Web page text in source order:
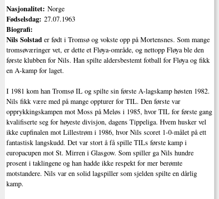
Nasjonalitet: Norge
Fødselsdag: 27.07.1963
Biografi:
Nils Solstad er født i Tromsø og vokste opp på Mortensnes. Som mange
tromsøværinger vet, er dette et Fløya-område, og nettopp Fløya ble den
første klubben for Nils. Han spilte aldersbestemt fotball for Fløya og fikk
en A-kamp for laget.
I 1981 kom han Tromsø IL og spilte sin første A-lagskamp høsten 1982.
Nils fikk være med på mange oppturer for TIL. Den første var
opprykkingskampen mot Moss på Meløs i 1985, hvor TIL for første gang
kvalifiserte seg for høyeste divisjon, dagens Tippeliga. Hvem husker vel
ikke cupfinalen mot Lillestrøm i 1986, hvor Nils scoret 1-0-målet på ett
fantastisk langskudd. Det var stort å få spille TILs første kamp i
europacupen mot St. Mirren i Glasgow. Som spiller ga Nils hundre
prosent i taklingene og han hadde ikke respekt for mer berømte
motstandere. Nils var en solid lagspiller som sjelden spilte en dårlig
kamp.